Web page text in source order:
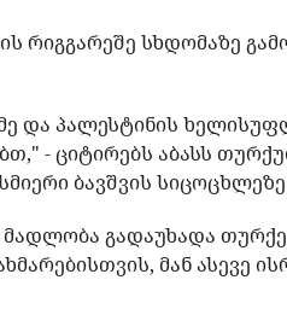
რიგგარეშე სხდომაზე
და პალესტინის
- ციტირებს აბასს
ბავშვის
მადლობა გადაუხადა
მან ასევე